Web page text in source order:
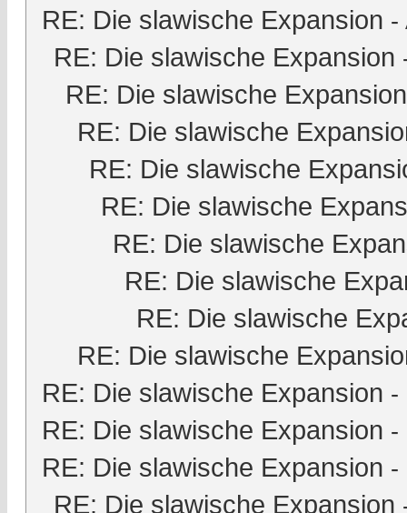
RE: Die slawische Expansion -
RE: Die slawische Expansion
RE: Die slawische Expansion
RE: Die slawische
RE: Die slawische
RE: Die slawische
RE: Die slawische
RE: Die slawische
RE: Die slawische
RE: Die slawische
RE: Die slawische Expansion -
RE: Die slawische Expansion -
RE: Die slawische Expansion -
RE: Die slawische Expansion